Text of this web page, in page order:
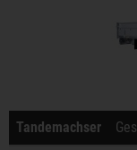
Tandemachser